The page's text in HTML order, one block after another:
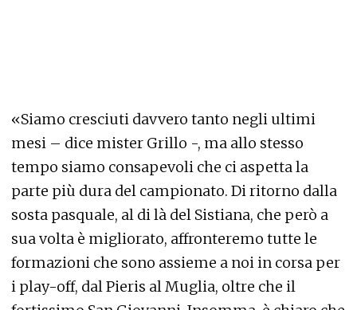
«Siamo cresciuti davvero tanto negli ultimi
mesi – dice mister Grillo -, ma allo stesso
tempo siamo consapevoli che ci aspetta la
parte più dura del campionato. Di ritorno dalla
sosta pasquale, al di là del Sistiana, che però a
sua volta è migliorato, affronteremo tutte le
formazioni che sono assieme a noi in corsa per
i play-off, dal Pieris al Muglia, oltre che il